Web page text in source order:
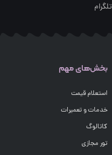
مهم
قیمت
و تعمیرات
مجازی